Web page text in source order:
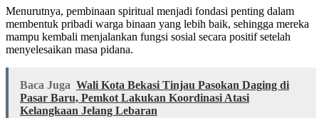
Menurutnya, pembinaan spiritual menjadi fondasi penting dalam
membentuk pribadi warga binaan yang lebih baik, sehingga mereka
mampu kembali menjalankan fungsi sosial secara positif setelah
menyelesaikan masa pidana.
Baca Juga Wali Kota Bekasi Tinjau Pasokan Daging di
Pasar Baru, Pemkot Lakukan Koordinasi Atasi
Kelangkaan Jelang Lebaran